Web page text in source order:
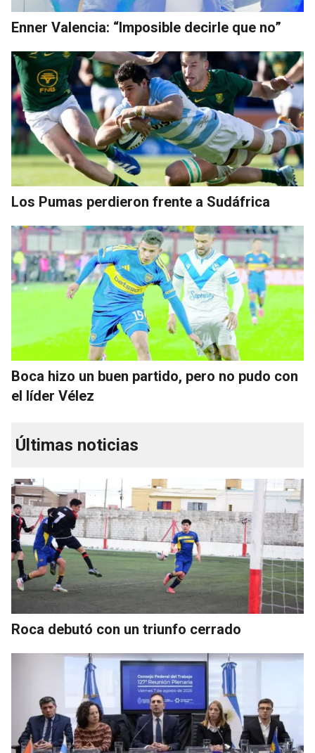
Enner Valencia: “Imposible decirle que no”
Los Pumas perdieron frente a Sudáfrica
Boca hizo un buen partido, pero no pudo con
el líder Vélez
Últimas noticias
Roca debutó con un triunfo cerrado